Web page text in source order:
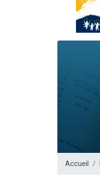
Accueil